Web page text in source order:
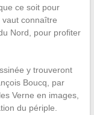
ce soit pour
vaut connaître
Nord, pour profiter
y trouveront
Boucq, par
Verne en images,
du périple.